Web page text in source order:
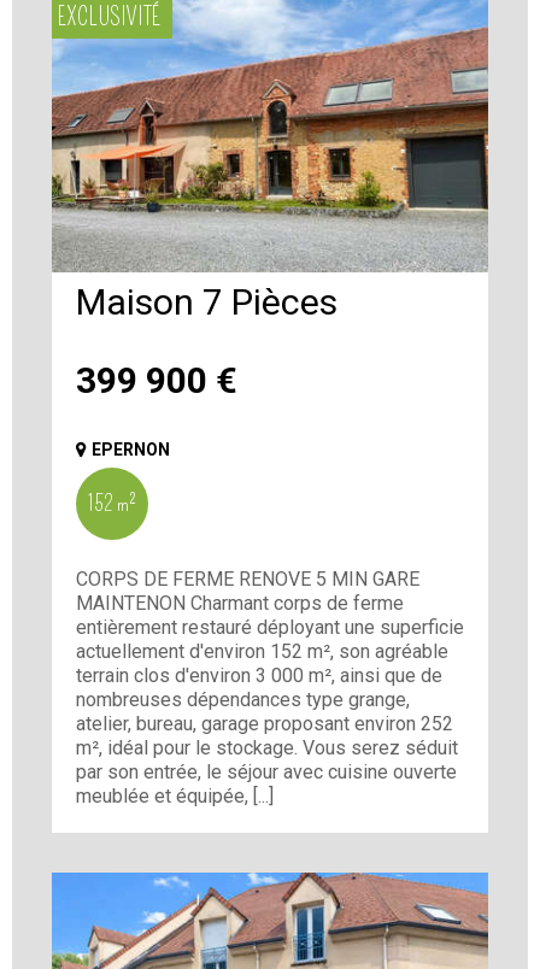
EXCLUSIVITÉ
399 900 €
Maison 7 Pièces
EPERNON
152 m²
CORPS DE FERME RENOVE 5 MIN GARE
MAINTENON Charmant corps de ferme
entièrement restauré déployant une superficie
actuellement d'environ 152 m², son agréable
terrain clos d'environ 3 000 m², ainsi que de
nombreuses dépendances type grange,
atelier, bureau, garage proposant environ 252
m², idéal pour le stockage. Vous serez séduit
par son entrée, le séjour avec cuisine ouverte
meublée et équipée, [...]